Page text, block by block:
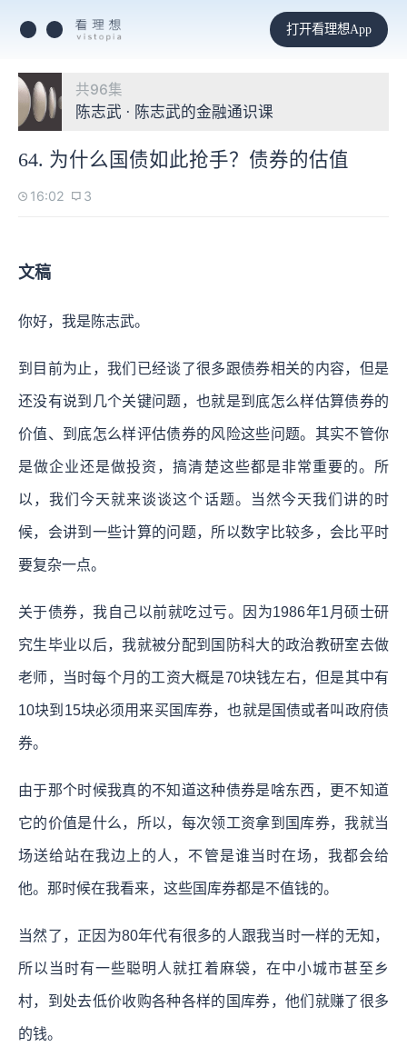
打开看理想App
共96集
陈志武 · 陈志武的金融通识课
64. 为什么国债如此抢手？债券的估值
16:02 3
文稿
你好，我是陈志武。
到目前为止，我们已经谈了很多跟债券相关的内容，但是
还没有说到几个关键问题，也就是到底怎么样估算债券的
价值、到底怎么样评估债券的风险这些问题。其实不管你
是做企业还是做投资，搞清楚这些都是非常重要的。所
以，我们今天就来谈谈这个话题。当然今天我们讲的时
候，会讲到一些计算的问题，所以数字比较多，会比平时
要复杂一点。
关于债券，我自己以前就吃过亏。因为1986年1月硕士研
究生毕业以后，我就被分配到国防科大的政治教研室去做
老师，当时每个月的工资大概是70块钱左右，但是其中有
10块到15块必须用来买国库券，也就是国债或者叫政府债
券。
由于那个时候我真的不知道这种债券是啥东西，更不知道
它的价值是什么，所以，每次领工资拿到国库券，我就当
场送给站在我边上的人，不管是谁当时在场，我都会给
他。那时候在我看来，这些国库券都是不值钱的。
当然了，正因为80年代有很多的人跟我当时一样的无知，
所以当时有一些聪明人就扛着麻袋，在中小城市甚至乡
村，到处去低价收购各种各样的国库券，他们就赚了很多
的钱。